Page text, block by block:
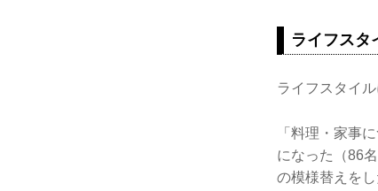
ライフスタ
ライフスタイ
「料理・家事
になった（86
の模様替えを